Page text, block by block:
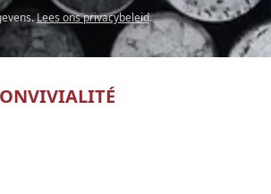
Lees ons privacybeleid.